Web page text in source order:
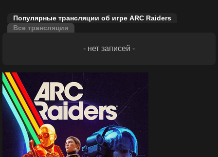
Популярные трансляции об игре ARC Raiders
Все трансляции
- нет записей -